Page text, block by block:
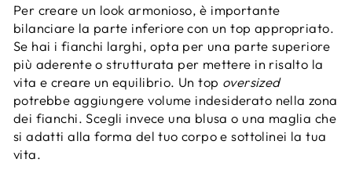
Per creare un look armonioso, è importante
bilanciare la parte inferiore con un top appropriato.
Se hai i fianchi larghi, opta per una parte superiore
più aderente o strutturata per mettere in risalto la
vita e creare un equilibrio. Un top oversized
potrebbe aggiungere volume indesiderato nella zona
dei fianchi. Scegli invece una blusa o una maglia che
si adatti alla forma del tuo corpo e sottolinei la tua
vita.